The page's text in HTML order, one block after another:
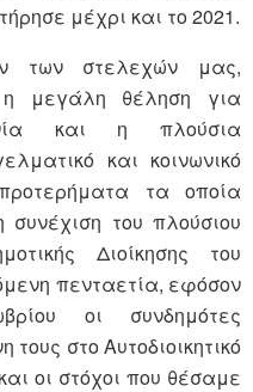
μέχρι και το 2021.
των στελεχών μας,
μεγάλη θέληση για
και η πλούσια
και κοινωνικό
τα οποία
του πλούσιου
Διοίκησης του
πενταετία, εφόσον
οι συνδημότες
στο Αυτοδιοικητικό
οι στόχοι που θέσαμε